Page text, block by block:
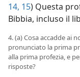
14, 15) Questa
Bibbia, incluso il
4. (a) Cosa accadde ai
pronunciato la prima
alla prima profezia, e
risposte?